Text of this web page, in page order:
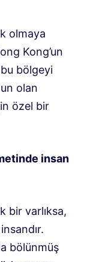
olmaya
Kong’un
bu bölgeyi
olan
özel bir
insan
bir varlıksa,
bölünmüş